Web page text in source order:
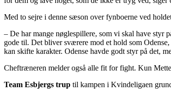
Med to sejre i denne sæson over fynboerne ved
– De har mange nøglespillere, som vi skal have
gode til. Det bliver sværere mod et hold som
kan skifte karakter. Odense havde godt styr på det,
Cheftræneren melder også alle fit for fight. Kun
Team Esbjergs trup til kampen i Kvindeligaen